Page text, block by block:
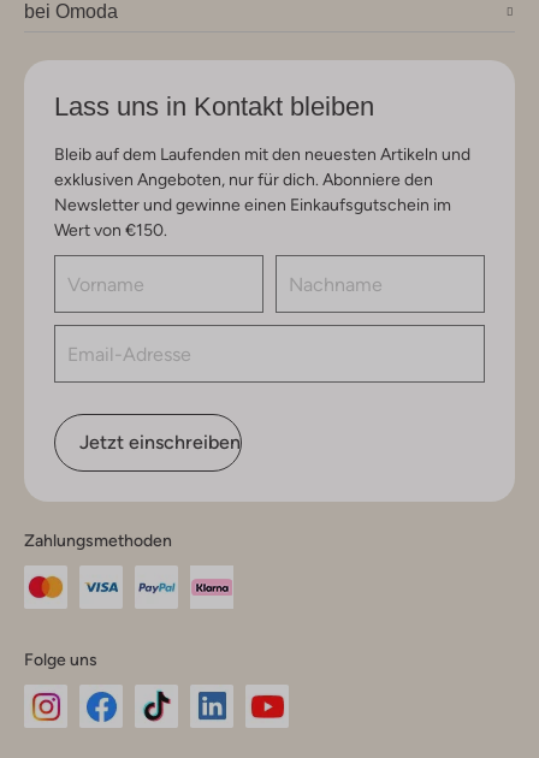
bei Omoda
Lass uns in Kontakt bleiben
Bleib auf dem Laufenden mit den neuesten Artikeln und
exklusiven Angeboten, nur für dich. Abonniere den
Newsletter und gewinne einen Einkaufsgutschein im
Wert von €150.
Jetzt einschreiben
Zahlungsmethoden
Folge uns